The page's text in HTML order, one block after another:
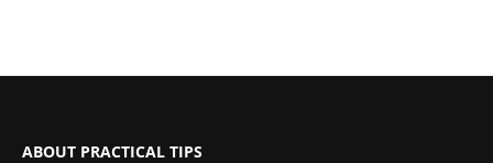
ABOUT PRACTICAL TIPS